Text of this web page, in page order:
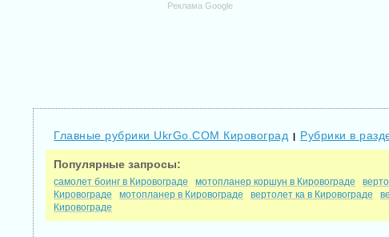
Реклама Google
Главные рубрики UkrGo.COM Кировоград | Рубрики в
Популярные запросы:
самолет боинг в Кировограде мотопланер коршун в Кировограде
Кировограде
мотопланер в Кировограде вертолет ка в Кировограде
Кировограде